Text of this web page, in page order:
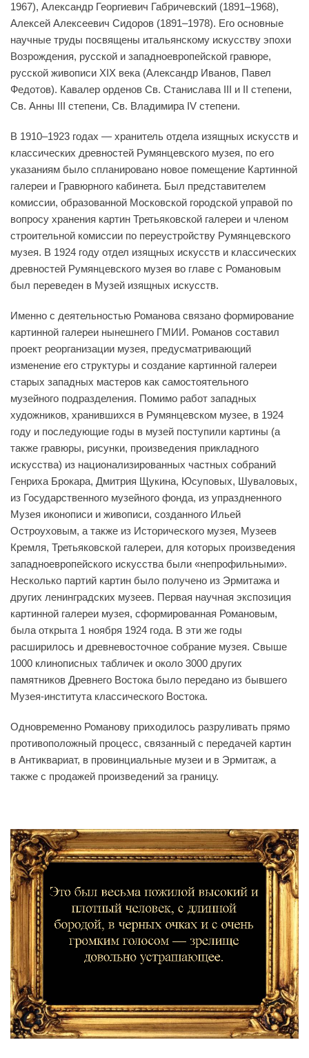
1967), Александр Георгиевич Габричевский (1891–1968),
Алексей Алексеевич Сидоров (1891–1978). Его основные
научные труды посвящены итальянскому искусству эпохи
Возрождения, русской и западноевропейской гравюре,
русской живописи XIX века (Александр Иванов, Павел
Федотов). Кавалер орденов Св. Станислава III и II степени,
Св. Анны III степени, Св. Владимира IV степени.
В 1910–1923 годах — хранитель отдела изящных искусств и
классических древностей Румянцевского музея, по его
указаниям было спланировано новое помещение Картинной
галереи и Гравюрного кабинета. Был представителем
комиссии, образованной Московской городской управой по
вопросу хранения картин Третьяковской галереи и членом
строительной комиссии по переустройству Румянцевского
музея. В 1924 году отдел изящных искусств и классических
древностей Румянцевского музея во главе с Романовым
был переведен в Музей изящных искусств.
Именно с деятельностью Романова связано формирование
картинной галереи нынешнего ГМИИ. Романов составил
проект реорганизации музея, предусматривающий
изменение его структуры и создание картинной галереи
старых западных мастеров как самостоятельного
музейного подразделения. Помимо работ западных
художников, хранившихся в Румянцевском музее, в 1924
году и последующие годы в музей поступили картины (а
также гравюры, рисунки, произведения прикладного
искусства) из национализированных частных собраний
Генриха Брокара, Дмитрия Щукина, Юсуповых, Шуваловых,
из Государственного музейного фонда, из упраздненного
Музея иконописи и живописи, созданного Ильей
Остроуховым, а также из Исторического музея, Музеев
Кремля, Третьяковской галереи, для которых произведения
западноевропейского искусства были «непрофильными».
Несколько партий картин было получено из Эрмитажа и
других ленинградских музеев. Первая научная экспозиция
картинной галереи музея, сформированная Романовым,
была открыта 1 ноября 1924 года. В эти же годы
расширилось и древневосточное собрание музея. Свыше
1000 клинописных табличек и около 3000 других
памятников Древнего Востока было передано из бывшего
Музея-института классического Востока.
Одновременно Романову приходилось разруливать прямо
противоположный процесс, связанный с передачей картин
в Антиквариат, в провинциальные музеи и в Эрмитаж, а
также с продажей произведений за границу.